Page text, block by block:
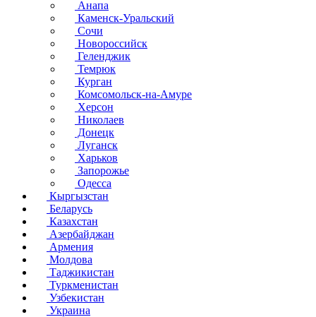
Анапа
Каменск-Уральский
Сочи
Новороссийск
Геленджик
Темрюк
Курган
Комсомольск-на-Амуре
Херсон
Николаев
Донецк
Луганск
Харьков
Запорожье
Одесса
Кыргызстан
Беларусь
Казахстан
Азербайджан
Армения
Молдова
Таджикистан
Туркменистан
Узбекистан
Украина